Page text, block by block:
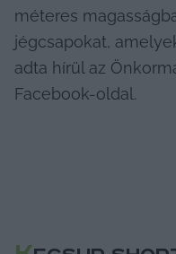
méteres
jégcsapokat,
adta hírül az
Facebook-oldal.